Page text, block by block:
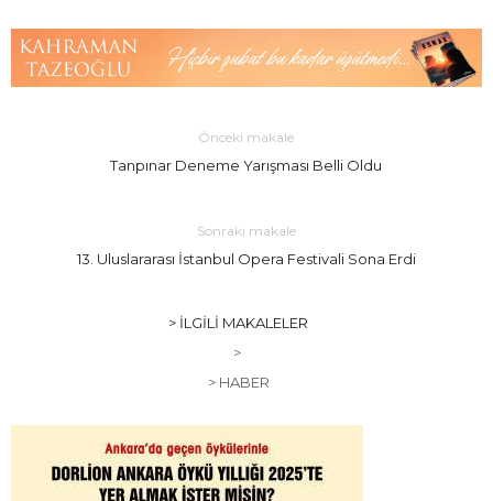
Önceki makale
Tanpınar Deneme Yarışması Belli Oldu
Sonraki makale
13. Uluslararası İstanbul Opera Festivali Sona Erdi
> İLGILI MAKALELER
>
> HABER